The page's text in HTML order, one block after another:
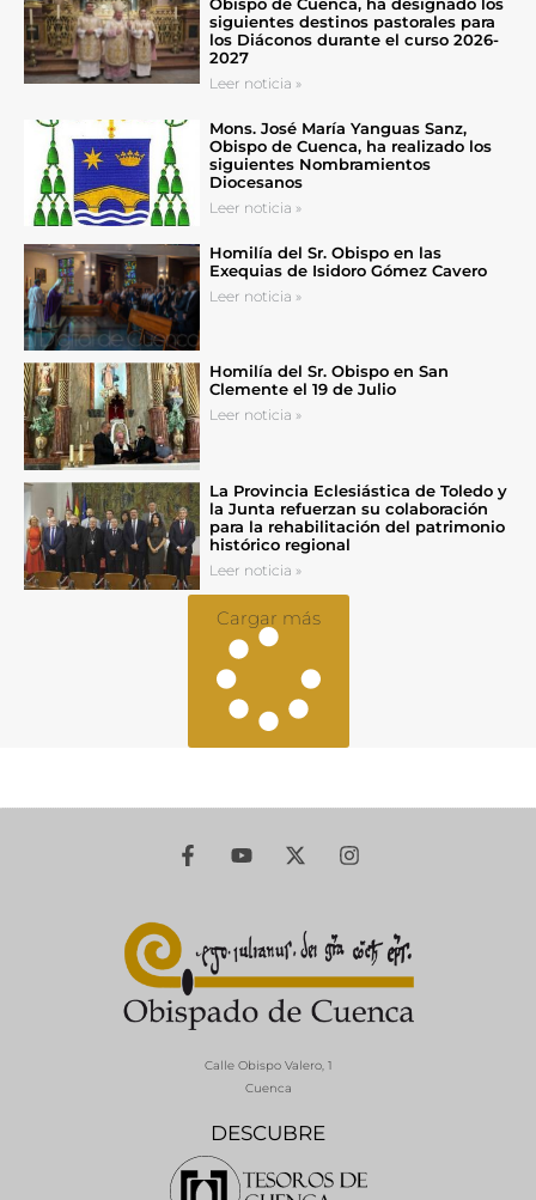
siguientes destinos pastorales para
los Diáconos durante el curso 2026-
2027
Leer noticia »
Mons. José María Yanguas Sanz,
Obispo de Cuenca, ha realizado los
siguientes Nombramientos
Diocesanos
Leer noticia »
Homilía del Sr. Obispo en las
Exequias de Isidoro Gómez Cavero
Leer noticia »
Homilía del Sr. Obispo en San
Clemente el 19 de Julio
Leer noticia »
La Provincia Eclesiástica de Toledo y
la Junta refuerzan su colaboración
para la rehabilitación del patrimonio
histórico regional
Leer noticia »
Cargar más
DESCUBRE
Calle Obispo Valero, 1
Cuenca